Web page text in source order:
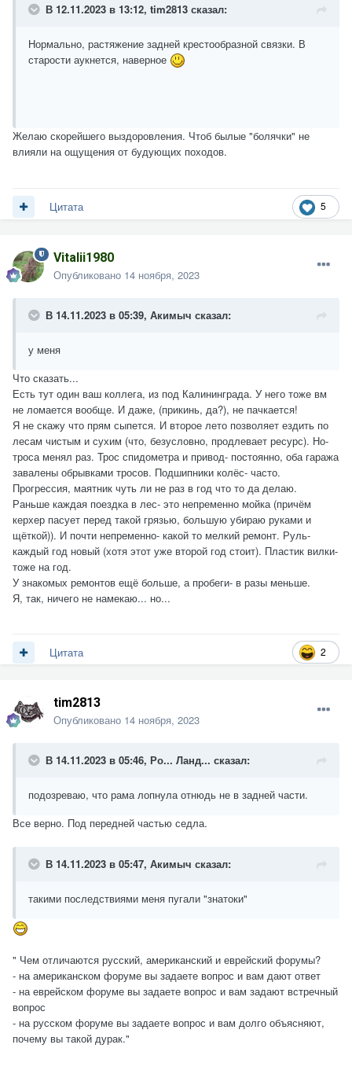
В 12.11.2023 в 13:12, tim2813 сказал:
Нормально, растяжение задней крестообразной связки. В
старости аукнется, наверное
Желаю скорейшего выздоровления. Чтоб былые "болячки" не
влияли на ощущения от будующих походов.
5
Цитата
Vitalii1980
Опубликовано 14 ноября, 2023
В 14.11.2023 в 05:39, Акимыч сказал:
у меня
Что сказать...
Есть тут один ваш коллега, из под Калининграда. У него тоже вм
не ломается вообще. И даже, (прикинь, да?), не пачкается!
Я не скажу что прям сыпется. И второе лето позволяет ездить по
лесам чистым и сухим (что, безусловно, продлевает ресурс). Но-
троса менял раз. Трос спидометра и привод- постоянно, оба гаража
завалены обрывками тросов. Подшипники колёс- часто.
Прогрессия, маятник чуть ли не раз в год что то да делаю.
Раньше каждая поездка в лес- это непременно мойка (причём
керхер пасует перед такой грязью, большую убираю руками и
щёткой)). И почти непременно- какой то мелкий ремонт. Руль-
каждый год новый (хотя этот уже второй год стоит). Пластик вилки-
тоже на год.
У знакомых ремонтов ещё больше, а пробеги- в разы меньше.
Я, так, ничего не намекаю... но...
2
Цитата
tim2813
Опубликовано 14 ноября, 2023
В 14.11.2023 в 05:46, Ро... Ланд... сказал:
подозреваю, что рама лопнула отнюдь не в задней части.
Все верно. Под передней частью седла.
В 14.11.2023 в 05:47, Акимыч сказал:
такими последствиями меня пугали "знатоки"
" Чем отличаются русский, американский и еврейский форумы?
- на американском форуме вы задаете вопрос и вам дают ответ
- на еврейском форуме вы задаете вопрос и вам задают встречный
вопрос
- на русском форуме вы задаете вопрос и вам долго объясняют,
почему вы такой дурак."